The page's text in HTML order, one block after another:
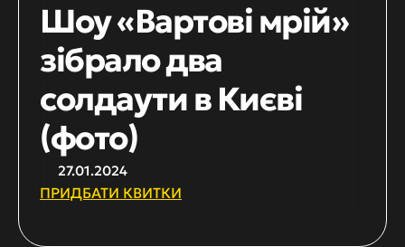
Шоу «Вартові мрій»
зібрало два
солдаути в Києві
(фото)
27.01.2024
ПРИДБАТИ КВИТКИ